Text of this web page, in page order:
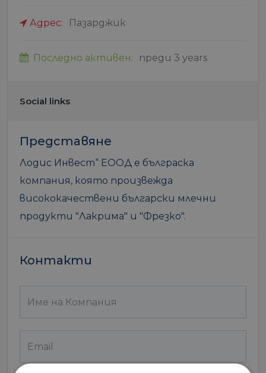
Адрес: Пазарджик
Последно активен: преди 3 years
Social links
Представяне
Лодис Инвест“ ЕООД е бълграска
компания, която произвежда
висококачествени български млечни
продукти "Лакрима" и "Фрезко".
Контакти